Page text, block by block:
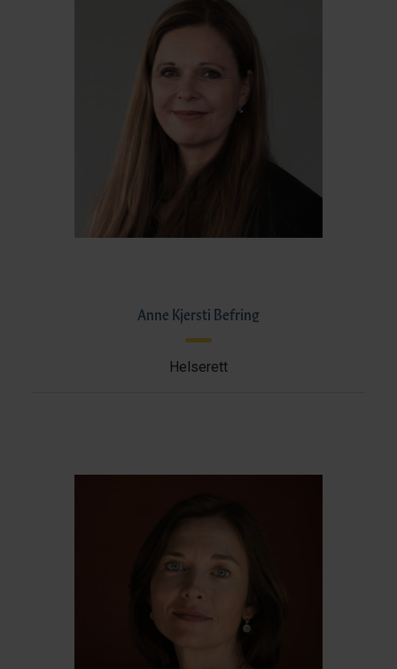
Anne Kjersti Befring
Helserett